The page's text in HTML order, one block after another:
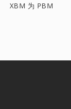
XBM 为 PBM